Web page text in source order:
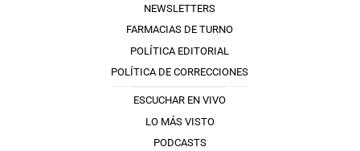
NEWSLETTERS
FARMACIAS DE TURNO
POLÍTICA EDITORIAL
POLÍTICA DE CORRECCIONES
ESCUCHAR EN VIVO
LO MÁS VISTO
PODCASTS